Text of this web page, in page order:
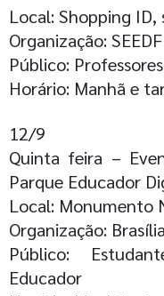
Local: Shopping ID,
Organização: SEEDF
Público:
Horário: Manhã e
12/9
Quinta feira –
Parque Educador
Local: Monumento
Organização:
Público:
Educador